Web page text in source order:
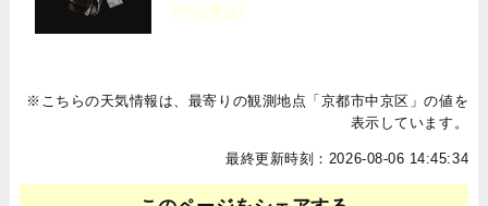
[宿泊施設]
※こちらの天気情報は、最寄りの観測地点「京都市中京区」の値を
表示しています。
最終更新時刻：2026-08-06 14:45:34